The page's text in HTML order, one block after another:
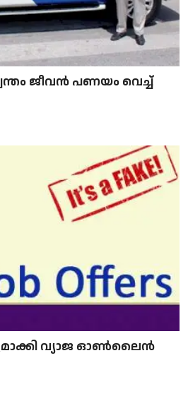
ജീവന്‍ പണയം വെച്ച്
വ്യാജ ഓൺലൈൻ